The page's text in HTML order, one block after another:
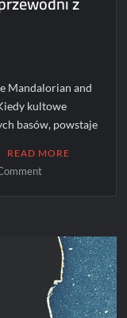
Mandalorian and
kultowe
basów, powstaje
READ MORE
on
motyw
przewodni
„The
Mandalorian